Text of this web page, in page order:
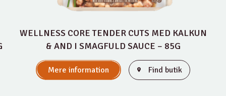
WELLNESS CORE TENDER CUTS MED KALKUN
& AND I SMAGFULD SAUCE – 85G
Mere information Find butik